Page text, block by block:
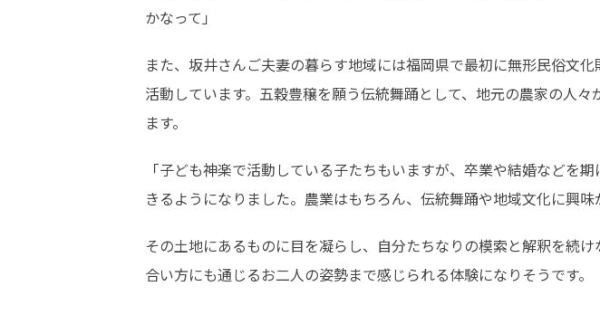
かなって」
また、坂井さんご夫妻の暮らす地域には福岡県で最初に無形民俗文
活動しています。五穀豊穣を願う伝統舞踊として、地元の農家の人
ます。
「子ども神楽で活動している子たちもいますが、卒業や結婚などを
きるようになりました。農業はもちろん、伝統舞踊や地域文化に興
その土地にあるものに目を凝らし、自分たちなりの模索と解釈を続
合い方にも通じるお二人の姿勢まで感じられる体験になりそうです。